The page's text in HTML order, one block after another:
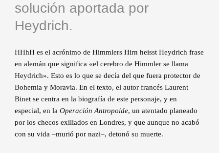
solución aportada por
Heydrich.
HHhH es el acrónimo de Himmlers Hirn heisst Heydrich frase
en alemán que significa «el cerebro de Himmler se llama
Heydrich». Esto es lo que se decía del que fuera protector de
Bohemia y Moravia. En el texto, el autor francés Laurent
Binet se centra en la biografía de este personaje, y en
especial, en la Operación Antropoide, un atentado planeado
por los checos exiliados en Londres, y que aunque no acabó
con su vida –murió por nazi–, detonó su muerte.